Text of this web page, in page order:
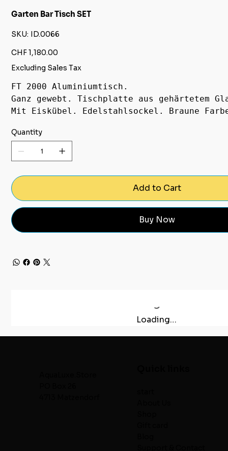
Garten Bar Tisch SET
SKU: SKU
ID.0066
ID.0066
Price
CHF 1,180.00
Excluding Sales Tax
FT 2000 Aluminiumtisch.
Ganz gewebt. Tischplatte aus gehärtetem
Mit Eiskübel. Edelstahlsockel. Braune
Quantity
Add to Cart
Buy Now
Loading…